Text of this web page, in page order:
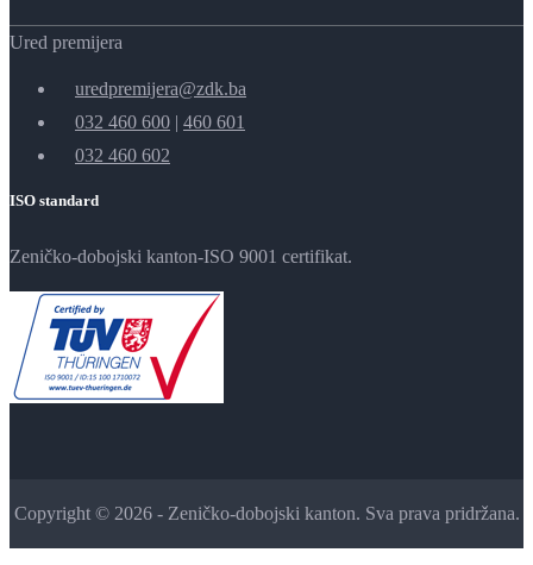
Ured premijera
uredpremijera@zdk.ba
032 460 600 | 460 601
032 460 602
ISO standard
Zeničko-dobojski kanton-ISO 9001 certifikat.
Copyright © 2026 - Zeničko-dobojski kanton. Sva prava pridržana.